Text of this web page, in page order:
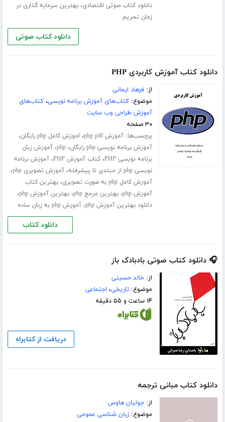
دانلود کتاب صوتی اقتصادی،بهترین سرمایه گذاری در
زمان تحریم
دانلود کتاب صوتی
دانلود کتاب آموزش کاربردی PHP
از:فرهاد ایمانی
موضوع:کتاب‌های آموزش برنامه نویسی،کتاب‌های
آموزش طراحی وب سایت
۳۰ صفحه
برچسب‌ها:آموزش php pdf ، اموزش کامل php رایگان ،
آموزش برنامه نویسی php رایگان ،php،آموزش زبان
برنامه نویسی PHP
،کتاب آموزش PHP ،آموزش برنامه
نویسی php از مبتدی تا پیشرفته
،آموزش تصویری php ،
آموزش کامل php به صورت تصویری ،بهترین کتاب
آموزش php
،بهترین مرجع php ،بهترین آموزش php ،
دانلود بهترین آموزش php ،آموزش php به زبان ساده
دانلود کتاب
🎧 دانلود کتاب صوتی بادبادک باز
از:خالد حسینی
موضوع:تاریخی، اجتماعی
۱۴ ساعت و ۵۵ دقیقه
دریافت از کتابراه
دانلود کتاب مبانی ترجمه
از:جولیان هاوس
موضوع:زبان شناسی عمومی